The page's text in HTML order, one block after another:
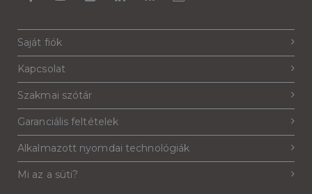
Saját fiók
Kapcsolat
Szakmai szótár
Garanciális feltételek
Alkalmazott nyomdai technológiák
Mi az a süti?